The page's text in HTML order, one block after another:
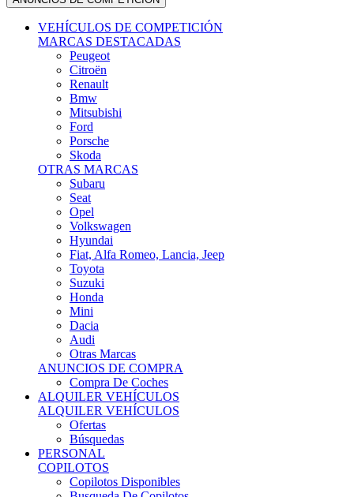
VEHÍCULOS DE COMPETICIÓN
MARCAS DESTACADAS
Peugeot
Citroën
Renault
Bmw
Mitsubishi
Ford
Porsche
Skoda
OTRAS MARCAS
Subaru
Seat
Opel
Volkswagen
Hyundai
Fiat, Alfa Romeo, Lancia, Jeep
Toyota
Suzuki
Honda
Mini
Dacia
Audi
Otras Marcas
ANUNCIOS DE COMPRA
Compra De Coches
ALQUILER VEHÍCULOS
ALQUILER VEHÍCULOS
Ofertas
Búsquedas
PERSONAL
COPILOTOS
Copilotos Disponibles
Busqueda De Copilotos
MECANICOS